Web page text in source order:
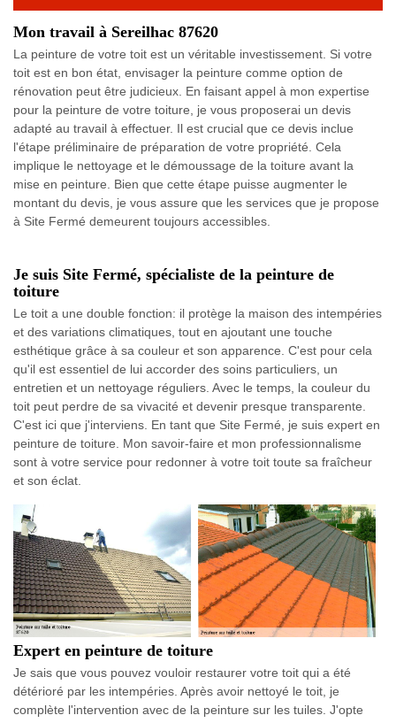
Mon travail à Sereilhac 87620
La peinture de votre toit est un véritable investissement. Si votre
toit est en bon état, envisager la peinture comme option de
rénovation peut être judicieux. En faisant appel à mon expertise
pour la peinture de votre toiture, je vous proposerai un devis
adapté au travail à effectuer. Il est crucial que ce devis inclue
l'étape préliminaire de préparation de votre propriété. Cela
implique le nettoyage et le démoussage de la toiture avant la
mise en peinture. Bien que cette étape puisse augmenter le
montant du devis, je vous assure que les services que je propose
à Site Fermé demeurent toujours accessibles.
Je suis Site Fermé, spécialiste de la peinture de
toiture
Le toit a une double fonction: il protège la maison des intempéries
et des variations climatiques, tout en ajoutant une touche
esthétique grâce à sa couleur et son apparence. C'est pour cela
qu'il est essentiel de lui accorder des soins particuliers, un
entretien et un nettoyage réguliers. Avec le temps, la couleur du
toit peut perdre de sa vivacité et devenir presque transparente.
C'est ici que j'interviens. En tant que Site Fermé, je suis expert en
peinture de toiture. Mon savoir-faire et mon professionnalisme
sont à votre service pour redonner à votre toit toute sa fraîcheur
et son éclat.
Expert en peinture de toiture
Je sais que vous pouvez vouloir restaurer votre toit qui a été
détérioré par les intempéries. Après avoir nettoyé le toit, je
complète l'intervention avec de la peinture sur les tuiles. J'opte